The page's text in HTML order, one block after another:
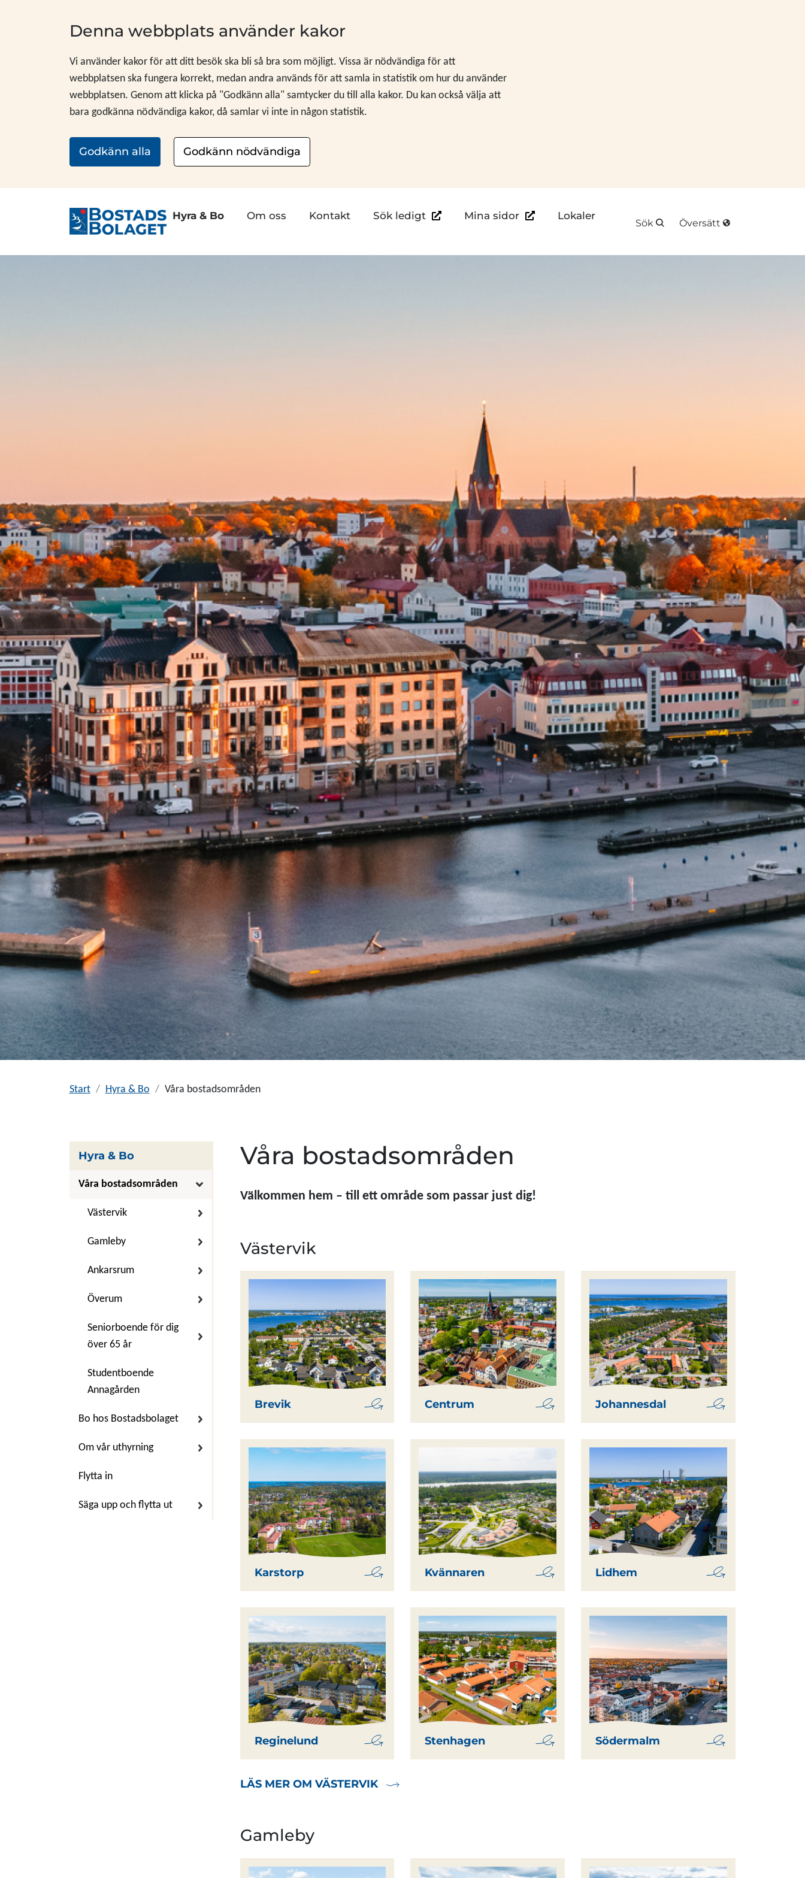
Denna webbplats använder kakor
Vi använder kakor för att ditt besök ska bli så bra som möjligt. Vissa är nödvändiga för att
webbplatsen ska fungera korrekt, medan andra används för att samla in statistik om hur du använder
webbplatsen. Genom att klicka på "Godkänn alla" samtycker du till alla kakor. Du kan också välja att
bara godkänna nödvändiga kakor, då samlar vi inte in någon statistik.
Godkänn alla Godkänn nödvändiga
Hyra & Bo Om oss Kontakt Sök ledigtLänk till annan webbplats
Mina sidorLänk till annan webbplats
Lokaler
Sök Översätt
Start Hyra & Bo Våra bostadsområden
Hyra & Bo
Våra bostadsområden
Västervik
Gamleby
Ankarsrum
Överum
Seniorboende för dig
över 65 år
Studentboende
Annagården
Bo hos Bostadsbolaget
Om vår uthyrning
Flytta in
Säga upp och flytta ut
Våra bostadsområden
Välkommen hem – till ett område som passar just dig!
Västervik
Brevik Centrum Johannesdal
Karstorp Kvännaren Lidhem
Reginelund Stenhagen Södermalm
LÄS MER OM VÄSTERVIK
Gamleby